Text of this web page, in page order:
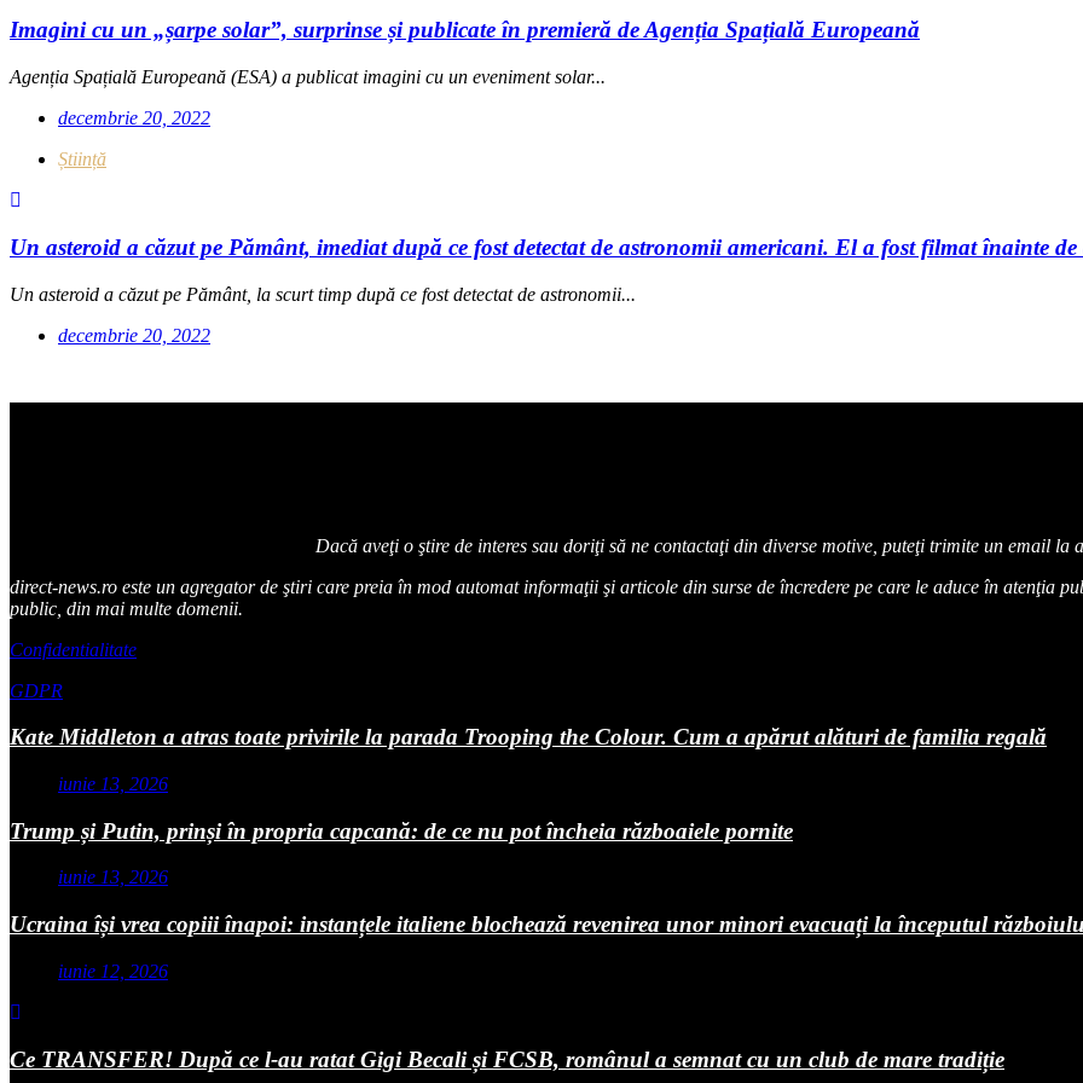
Imagini cu un „șarpe solar”, surprinse și publicate în premieră de Agenția Spațială Europeană
Agenția Spațială Europeană (ESA) a publicat imagini cu un eveniment solar...
decembrie 20, 2022
Știință
Un asteroid a căzut pe Pământ, imediat după ce fost detectat de astronomii americani. El a fost filmat înainte de
Un asteroid a căzut pe Pământ, la scurt timp după ce fost detectat de astronomii...
decembrie 20, 2022
Dacă aveţi o ştire de interes sau doriţi să ne contactaţi din diverse motive, puteţi trimite un email la
direct-news.ro este un agregator de ştiri care preia în mod automat informaţii şi articole din surse de încredere pe care le aduce în atenţia
public, din mai multe domenii.
Confidentialitate
GDPR
Kate Middleton a atras toate privirile la parada Trooping the Colour. Cum a apărut alături de familia regală
iunie 13, 2026
Trump și Putin, prinși în propria capcană: de ce nu pot încheia războaiele pornite
iunie 13, 2026
Ucraina își vrea copiii înapoi: instanțele italiene blochează revenirea unor minori evacuați la începutul
iunie 12, 2026
Ce TRANSFER! După ce l-au ratat Gigi Becali și FCSB, românul a semnat cu un club de mare tradiție